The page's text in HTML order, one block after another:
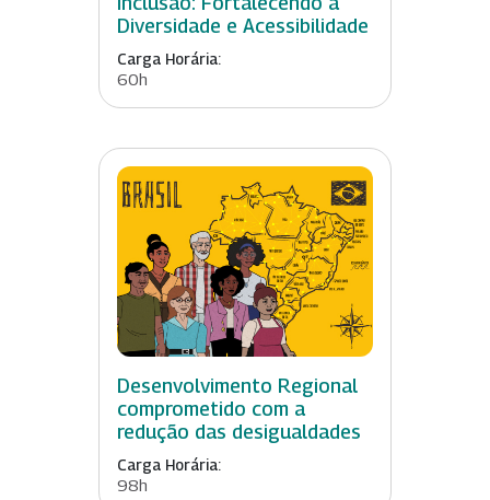
Diversidade e Acessibilidade
Carga Horária:
60h
Desenvolvimento Regional
comprometido com a
redução das desigualdades
Carga Horária:
98h